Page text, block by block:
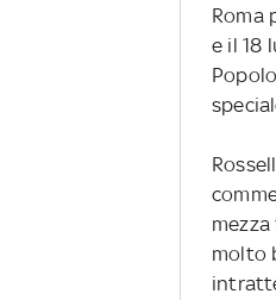
Roma
e il 18
molto